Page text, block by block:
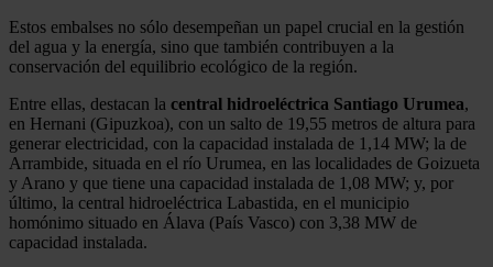
Estos embalses no sólo desempeñan un papel crucial en la gestión
del agua y la energía, sino que también contribuyen a la
conservación del equilibrio ecológico de la región.
Entre ellas, destacan la central hidroeléctrica Santiago Urumea,
en Hernani (Gipuzkoa), con un salto de 19,55 metros de altura para
generar electricidad, con la capacidad instalada de 1,14 MW; la de
Arrambide, situada en el río Urumea, en las localidades de Goizueta
y Arano y que tiene una capacidad instalada de 1,08 MW; y, por
último, la central hidroeléctrica Labastida, en el municipio
homónimo situado en Álava (País Vasco) con 3,38 MW de
capacidad instalada.